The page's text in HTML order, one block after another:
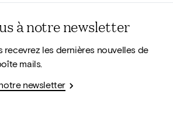
à notre newsletter
recevrez les dernières nouvelles de
mails.
newsletter